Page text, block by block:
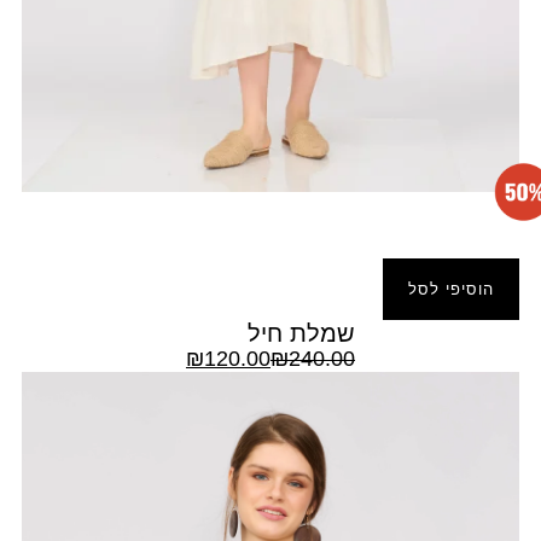
הוסיפי לסל
שמלת חיל
₪240.00
₪120.00